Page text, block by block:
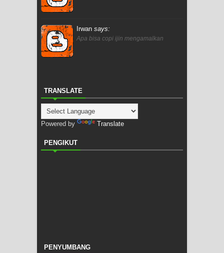
Irwan says:
Apa bisa copi ijin mengamalkan
TRANSLATE
Powered by Translate
PENGIKUT
PENYUMBANG